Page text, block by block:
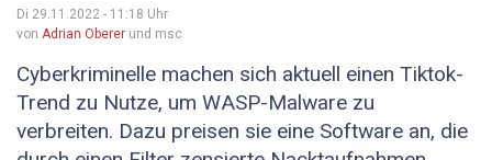
Di 29.11.2022 - 11:18 Uhr
von Adrian Oberer und msc
Cyberkriminelle machen sich aktuell einen Tiktok-
Trend zu Nutze, um WASP-Malware zu
verbreiten. Dazu preisen sie eine Software an, die